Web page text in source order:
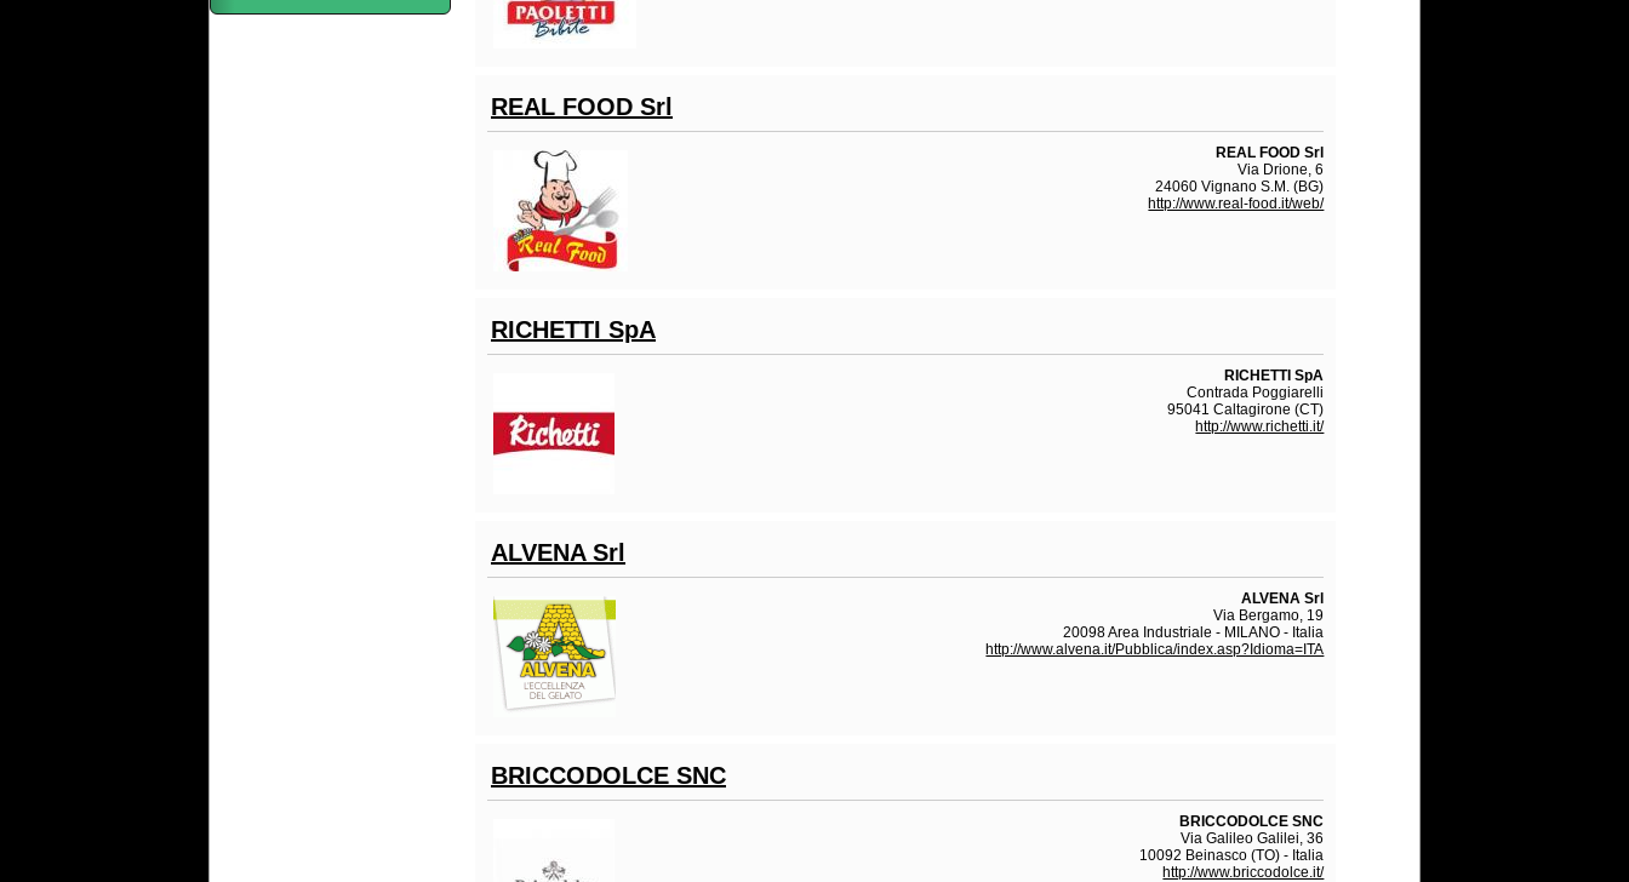
REAL FOOD Srl
REAL FOOD Srl
Via Drione, 6
24060 Vignano S.M. (BG)
http://www.real-food.it/web/
RICHETTI SpA
RICHETTI SpA
Contrada Poggiarelli
95041 Caltagirone (CT)
http://www.richetti.it/
ALVENA Srl
ALVENA Srl
Via Bergamo, 19
20098 Area Industriale - MILANO - Italia
http://www.alvena.it/Pubblica/index.asp?Idioma=ITA
BRICCODOLCE SNC
BRICCODOLCE SNC
Via Galileo Galilei, 36
10092 Beinasco (TO) - Italia
http://www.briccodolce.it/